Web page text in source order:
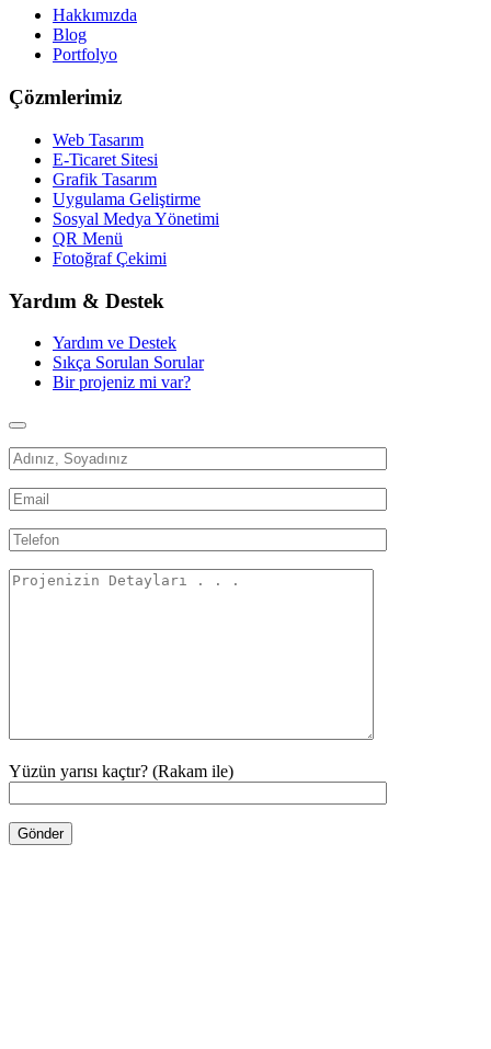
Hakkımızda
Blog
Portfolyo
Çözmlerimiz
Web Tasarım
E-Ticaret Sitesi
Grafik Tasarım
Uygulama Geliştirme
Sosyal Medya Yönetimi
QR Menü
Fotoğraf Çekimi
Yardım & Destek
Yardım ve Destek
Sıkça Sorulan Sorular
Bir projeniz mi var?
Yüzün yarısı kaçtır? (Rakam ile)